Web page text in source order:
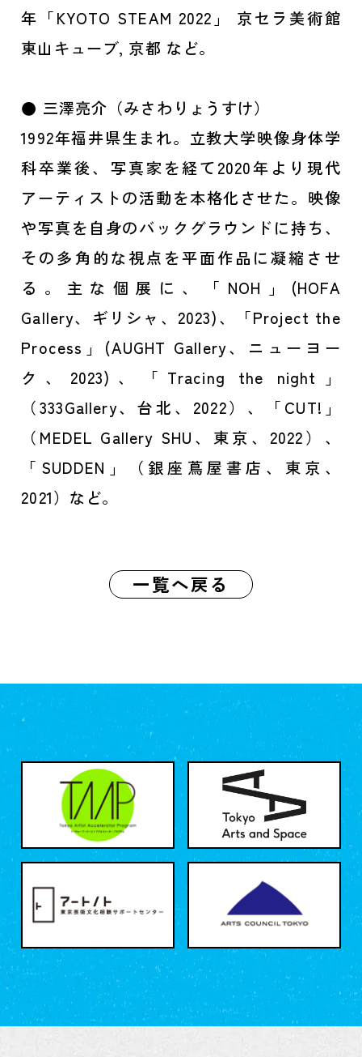
年「KYOTO STEAM 2022」 京セラ美術館
東山キューブ, 京都 など。
● 三澤亮介（みさわりょうすけ）
1992年福井県生まれ。立教大学映像身体学
科卒業後、写真家を経て2020年より現代
アーティストの活動を本格化させた。映像
や写真を自身のバックグラウンドに持ち、
その多角的な視点を平面作品に凝縮させ
る。主な個展に、「NOH」(HOFA
Gallery、ギリシャ、2023)、「Project the
Process」(AUGHT Gallery、ニューヨー
ク、2023)、「Tracing the night」
（333Gallery、台北、2022）、「CUT!」
（MEDEL Gallery SHU、東京、2022）、
「SUDDEN」（銀座蔦屋書店、東京、
2021）など。
一覧へ戻る